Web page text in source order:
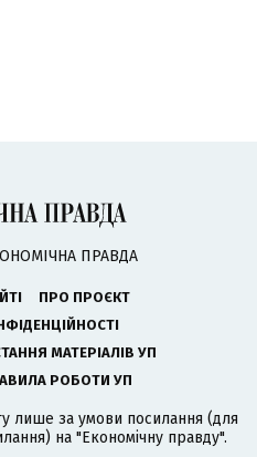
ПРАВДА
ПРО ПРОЄКТ
МАТЕРІАЛІВ УП
РОБОТИ УП
лише за умови посилання (для
на "Економічну правду".